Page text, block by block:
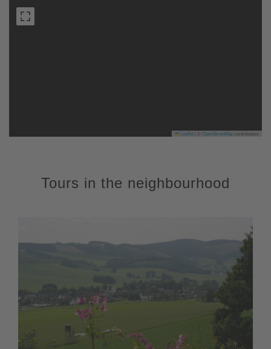
Leaflet OpenStreetMapcontributors
Tours in the neighbourhood